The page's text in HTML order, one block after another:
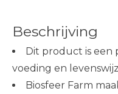
Beschrijving
Dit product is een
voeding en
Biosfeer Farm